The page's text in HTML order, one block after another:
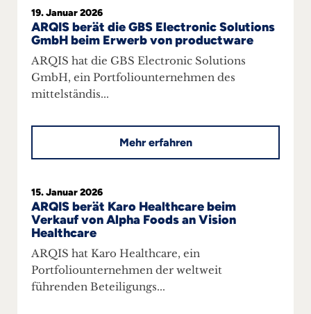
19. Januar 2026
ARQIS berät die GBS Electronic Solutions
GmbH beim Erwerb von productware
ARQIS hat die GBS Electronic Solutions
GmbH, ein Portfoliounternehmen des
mittelständis...
Mehr erfahren
15. Januar 2026
ARQIS berät Karo Healthcare beim
Verkauf von Alpha Foods an Vision
Healthcare
ARQIS hat Karo Healthcare, ein
Portfoliounternehmen der weltweit
führenden Beteiligungs...